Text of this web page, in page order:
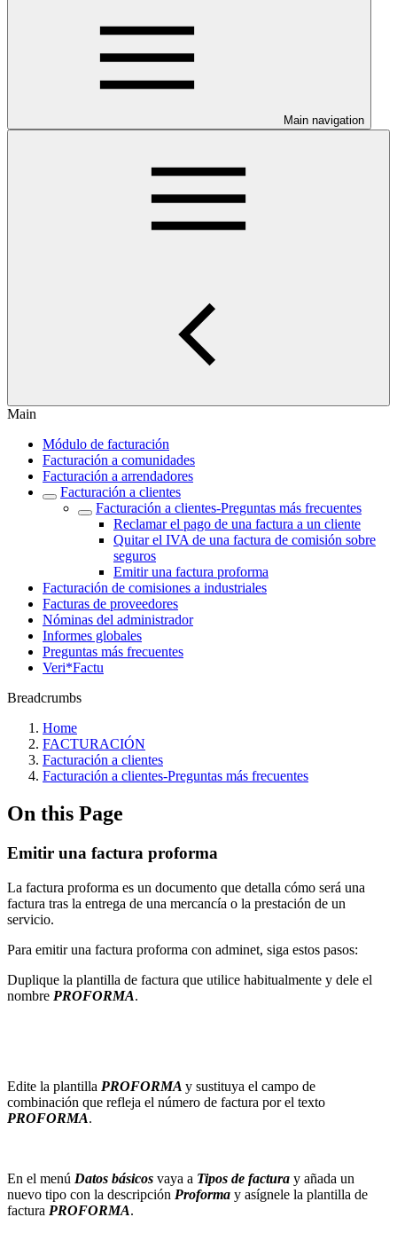
Main navigation
Main
Módulo de facturación
Facturación a comunidades
Facturación a arrendadores
Facturación a clientes
Facturación a clientes‎-Preguntas más frecuentes‎
Reclamar el pago de una factura a un cliente
Quitar el IVA de una factura de comisión sobre
seguros
Emitir una factura proforma
Facturación de comisiones a industriales
Facturas de proveedores
Nóminas del administrador
Informes globales
Preguntas más frecuentes
Veri*Factu
Breadcrumbs
Home
FACTURACIÓN
Facturación a clientes
Facturación a clientes‎-Preguntas más frecuentes‎
On this Page
Emitir una factura proforma
La factura proforma es un documento que detalla cómo será una
factura tras la entrega de una mercancía o la prestación de un
servicio.
Para emitir una factura proforma con adminet, siga estos pasos:
Duplique la plantilla de factura que utilice habitualmente y dele el
nombre PROFORMA.
Edite la plantilla PROFORMA y sustituya el campo de
combinación que refleja el número de factura por el texto
PROFORMA.
En el menú Datos básicos vaya a Tipos de factura y añada un
nuevo tipo con la descripción Proforma y asígnele la plantilla de
factura PROFORMA.